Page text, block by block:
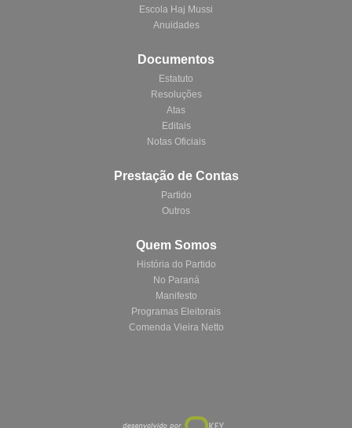
Escola Haj Mussi
Anuidades
Documentos
Estatuto
Resoluções
Atas
Editais
Notas Oficiais
Prestação de Contas
Partido
Outros
Quem Somos
História do Partido
No Paraná
Manifesto
Programas Eleitorais
Comenda Vieira Netto